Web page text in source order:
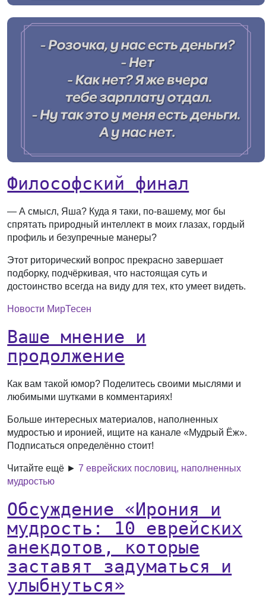
Философский финал
— А смысл, Яша? Куда я таки, по-вашему, мог бы
спрятать природный интеллект в моих глазах, гордый
профиль и безупречные манеры?
Этот риторический вопрос прекрасно завершает
подборку, подчёркивая, что настоящая суть и
достоинство всегда на виду для тех, кто умеет видеть.
Новости МирТесен
Ваше мнение и
продолжение
Как вам такой юмор? Поделитесь своими мыслями и
любимыми шутками в комментариях!
Больше интересных материалов, наполненных
мудростью и иронией, ищите на канале «Мудрый Ёж».
Подписаться определённо стоит!
Читайте ещё ►7 еврейских пословиц, наполненных
мудростью
Обсуждение «Ирония и
мудрость: 10 еврейских
анекдотов, которые
заставят задуматься и
улыбнуться»